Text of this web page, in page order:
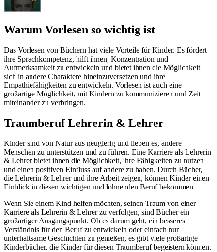
Warum Vorlesen so wichtig ist
Das Vorlesen von Büchern hat viele Vorteile für Kinder. Es fördert
ihre Sprachkompetenz, hilft ihnen, Konzentration und
Aufmerksamkeit zu entwickeln und bietet ihnen die Möglichkeit,
sich in andere Charaktere hineinzuversetzen und ihre
Empathiefähigkeiten zu entwickeln. Vorlesen ist auch eine
großartige Möglichkeit, mit Kindern zu kommunizieren und Zeit
miteinander zu verbringen.
Traumberuf Lehrerin & Lehrer
Kinder sind von Natur aus neugierig und lieben es, andere
Menschen zu unterstützen und zu führen. Eine Karriere als Lehrerin
& Lehrer bietet ihnen die Möglichkeit, ihre Fähigkeiten zu nutzen
und einen positiven Einfluss auf andere zu haben. Durch Bücher,
die Lehrerin & Lehrer und ihre Arbeit zeigen, können Kinder einen
Einblick in diesen wichtigen und lohnenden Beruf bekommen.
Wenn Sie einem Kind helfen möchten, seinen Traum von einer
Karriere als Lehrerin & Lehrer zu verfolgen, sind Bücher ein
großartiger Ausgangspunkt. Ob es darum geht, ein besseres
Verständnis für den Beruf zu entwickeln oder einfach nur
unterhaltsame Geschichten zu genießen, es gibt viele großartige
Kinderbücher, die Kinder für diesen Traumberuf begeistern können.